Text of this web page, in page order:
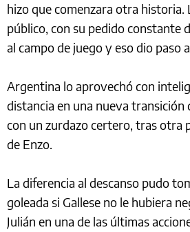
hizo que comenzara otra historia.
público, con su pedido constante
al campo de juego y eso dio paso
Argentina lo aprovechó con
distancia en una nueva transición
con un zurdazo certero, tras otra
de Enzo.
La diferencia al descanso pudo
goleada si Gallese no le hubiera
Julián en una de las últimas